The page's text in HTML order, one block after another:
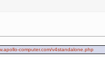
computer.com/v4standalone.php